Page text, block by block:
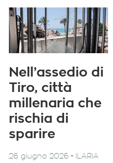
Nell’assedio di
Tiro, città
millenaria che
rischia di
sparire
26 giugno 2026-
ILARIA